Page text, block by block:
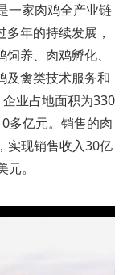
一家肉鸡全产业链
年的持续发展，
养、肉鸡孵化、
及禽类技术服务和
业占地面积为330
多亿元。销售的肉
实现销售收入30亿
。